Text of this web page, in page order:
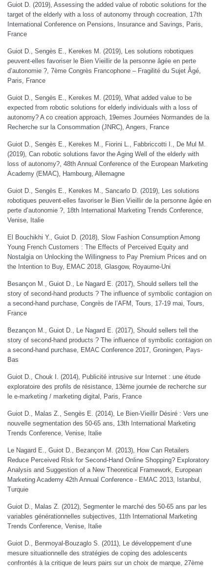
Guiot D. (2019), Assessing the added value of robotic solutions for the
target of the elderly with a loss of autonomy through cocreation, 17th
International Conference on Pensions, Insurance and Savings, Paris,
France
Guiot D., Sengès E., Kerekes M. (2019), Les solutions robotiques
peuvent-elles favoriser le Bien Vieillir de la personne âgée en perte
d’autonomie ?, 7ème Congrès Francophone – Fragilité du Sujet Âgé,
Paris, France
Guiot D., Sengès E., Kerekes M. (2019), What added value to be
expected from robotic solutions for elderly individuals with a loss of
autonomy? A co creation approach, 19emes Journées Normandes de la
Recherche sur la Consommation (JNRC), Angers, France
Guiot D., Sengès E., Kerekes M., Fiorini L., Fabbriccotti I., De Mul M.
(2019), Can robotic solutions favor the Aging Well of the elderly with
loss of autonomy?, 48th Annual Conference of the European Marketing
Academy (EMAC), Hambourg, Allemagne
Guiot D., Sengès E., Kerekes M., Sancarlo D. (2019), Les solutions
robotiques peuvent-elles favoriser le Bien Vieillir de la personne âgée en
perte d’autonomie ?, 18th International Marketing Trends Conference,
Venise, Italie
El Bouchikhi Y., Guiot D. (2018), Slow Fashion Consumption Among
Young French Customers : The Effects of Perceived Equity and
Nostalgia on Unlocking the Willingness to Pay Premium Prices and on
the Intention to Buy, EMAC 2018, Glasgow, Royaume-Uni
Besançon M., Guiot D., Le Nagard E. (2017), Should sellers tell the
story of second-hand products ? The influence of symbolic contagion on
a second-hand purchase, Congrès de l’AFM, Tours, 17-19 mai, Tours,
France
Bezançon M., Guiot D., Le Nagard E. (2017), Should sellers tell the
story of second-hand products ? The influence of symbolic contagion on
a second-hand purchase, EMAC Conference 2017, Groningen, Pays-
Bas
Guiot D., Chouk I. (2014), Publicité intrusive sur Internet : une étude
exploratoire des profils de résistance, 13ème journée de recherche sur
le e-marketing / marketing digital, Paris, France
Guiot D., Malas Z., Sengès E. (2014), Le Bien-Vieillir Désiré : Vers une
nouvelle segmentation des 50-65 ans, 13th International Marketing
Trends Conference, Venise, Italie
Le Nagard E., Guiot D., Bezançon M. (2013), How Can Retailers
Reduce Perceived Risk for Second-Hand Online Shopping? Exploratory
Analysis and Suggestion of a New Theoretical Framework, European
Marketing Academy 42th Annual Conference - EMAC 2013, Istanbul,
Turquie
Guiot D., Malas Z. (2012), Segmenter le marché des 50-65 ans par les
variables générationnelles subjectives, 11th International Marketing
Trends Conference, Venise, Italie
Guiot D., Benmoyal-Bouzaglo S. (2011), Le développement d’une
mesure situationnelle des stratégies de coping des adolescents
confrontés à la critique de leurs pairs sur un choix de marque, 27ème